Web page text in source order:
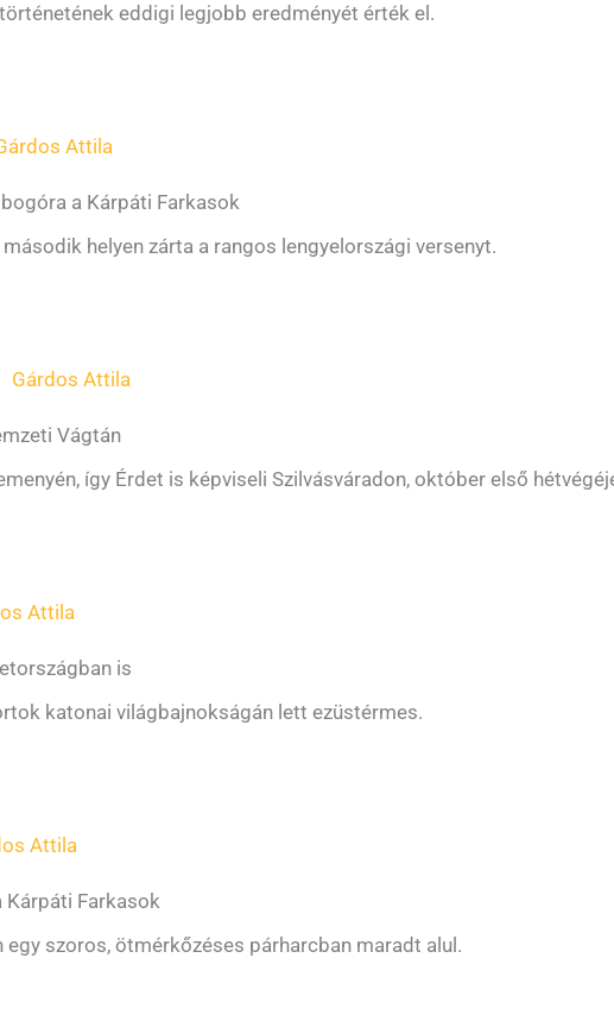
eddigi legjobb eredményét érték el.
Attila
a Kárpáti Farkasok
helyen zárta a rangos lengyelországi versenyt.
Gárdos Attila
Vágtán
így Érdet is képviseli Szilvásváradon, október első
Attila
is
katonai világbajnokságán lett ezüstérmes.
Attila
Kárpáti Farkasok
szoros, ötmérkőzéses párharcban maradt alul.